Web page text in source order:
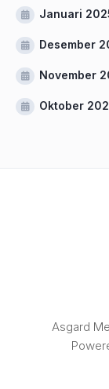
Januari
Desember
November
Oktober
Asgard